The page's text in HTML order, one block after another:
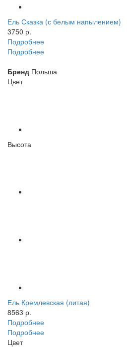
Ель Сказка (с белым напылением)
3750 р.
Подробнее
Подробнее
Бренд Польша
Цвет
Высота
Ель Кремлевская (литая)
8563 р.
Подробнее
Подробнее
Цвет